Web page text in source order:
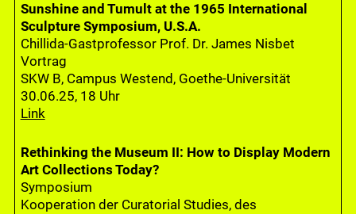
Sunshine and Tumult at the 1965 International
Sculpture Symposium, U.S.A.
Chillida-Gastprofessor Prof. Dr. James Nisbet
Vortrag
SKW B, Campus Westend, Goethe-Universität
30.06.25, 18 Uhr
Link
Rethinking the Museum II: How to Display Modern
Art Collections Today?
Symposium
Kooperation der Curatorial Studies, des